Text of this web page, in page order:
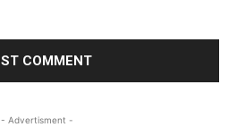
- Advertisment -